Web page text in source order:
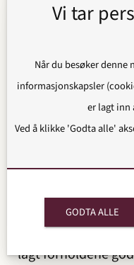
fulgt de
opp. Dette gjelder
møte med
innen 4 uker etter
måneders
Videre vil et
lagt forholdene
Vi tar
Når du besøker
informasjonskapsler
er lagt inn
Ved å klikke 'Godta alle'
GODTA ALLE